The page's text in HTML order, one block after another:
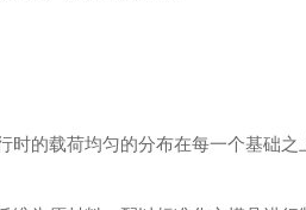
的载荷均匀的分布在每一个基础